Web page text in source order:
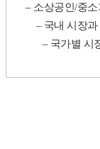
– 소상공인/중
– 국내 시장과
– 국가별 시